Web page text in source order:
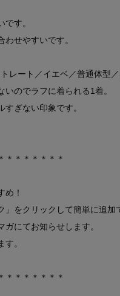
す。
せやすいです。
レート／イエベ／普通体型
のでラフに着られる1着。
ぎない印象です。
＊＊＊＊＊＊＊
め！
をクリックして簡単に追加
にてお知らせします。
。
＊＊＊＊＊＊＊